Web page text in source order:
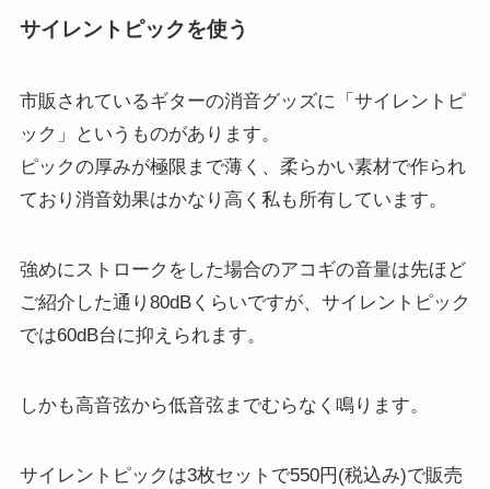
サイレントピックを使う
市販されているギターの消音グッズに「サイレントピ
ック」というものがあります。
ピックの厚みが極限まで薄く、柔らかい素材で作られ
ており消音効果はかなり高く私も所有しています。
強めにストロークをした場合のアコギの音量は先ほど
ご紹介した通り80dBくらいですが、サイレントピック
では60dB台に抑えられます。
しかも高音弦から低音弦までむらなく鳴ります。
サイレントピックは3枚セットで550円(税込み)で販売